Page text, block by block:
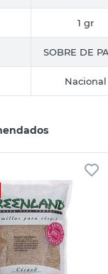
1 gr
SOBRE DE
Nacional